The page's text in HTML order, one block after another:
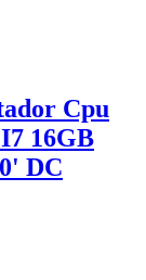
Cpu
16GB
DC